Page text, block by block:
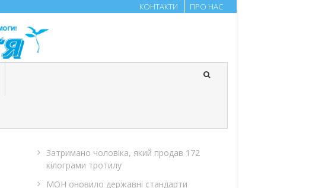
КОНТАКТИ ПРО НАС
Затримано чоловіка, який продав 172
кілограми тротилу
МОН оновило державні стандарти